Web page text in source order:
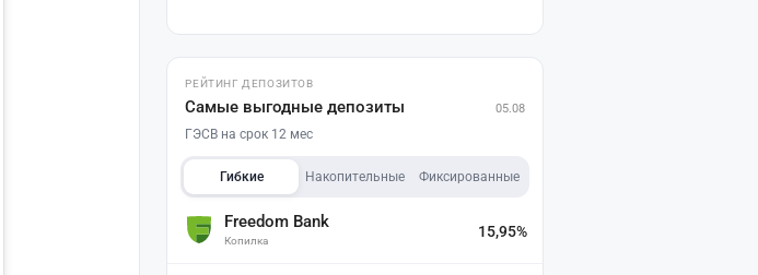
РЕЙТИНГ ДЕПОЗИТОВ
Самые выгодные депозиты 05.08
ГЭСВ на срок 12 мес
Гибкие Накопительные Фиксированные
Freedom Bank
Копилка
15,95%